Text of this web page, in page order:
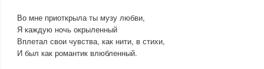
Во мне приоткрыла ты музу любви,
Я каждую ночь окрыленный
Вплетал свои чувства, как нити, в стихи,
И был как романтик влюбленный.